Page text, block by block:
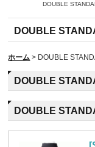
DOUBLE
DOUBLE
ホーム > DOUBLE
DOUBLE
DOUBLE